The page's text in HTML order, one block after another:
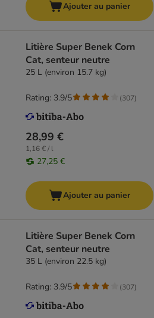
Ajouter au panier
Litière Super Benek Corn
Cat, senteur neutre
25 L (environ 15.7 kg)
28,99 €
1,16 € / l
27,25 €
Rating: 3.9/5 (307)
Ajouter au panier
Litière Super Benek Corn
Cat, senteur neutre
35 L (environ 22.5 kg)
Rating: 3.9/5 (307)